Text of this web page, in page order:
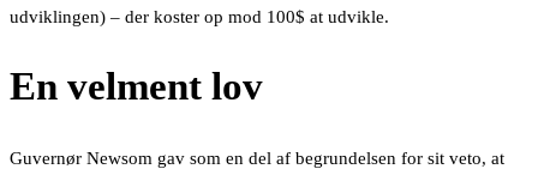
udviklingen) – der koster op mod 100$ at udvikle.
En velment lov
Guvernør Newsom gav som en del af begrundelsen for sit veto, at